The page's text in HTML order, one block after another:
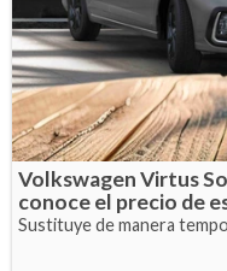
Volkswagen Virtus
conoce el precio de
Sustituye de manera